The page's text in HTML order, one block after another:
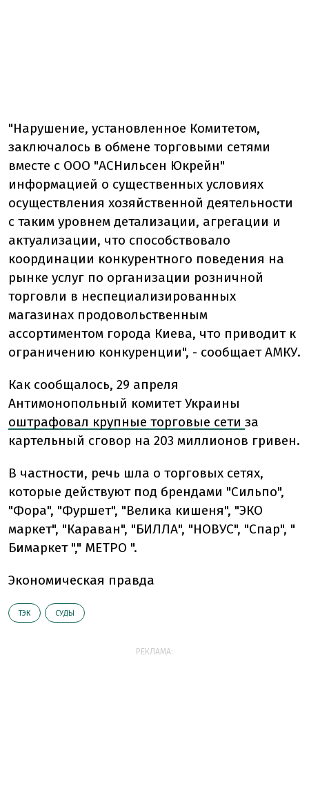
"Нарушение, установленное Комитетом,
заключалось в обмене торговыми сетями
вместе с ООО "АСНильсен Юкрейн"
информацией о существенных условиях
осуществления хозяйственной деятельности
с таким уровнем детализации, агрегации и
актуализации, что способствовало
координации конкурентного поведения на
рынке услуг по организации розничной
торговли в неспециализированных
магазинах продовольственным
ассортиментом города Киева, что приводит к
ограничению конкуренции", - сообщает АМКУ.
Как сообщалось, 29 апреля
Антимонопольный комитет Украины
оштрафовал крупные торговые сети за
картельный сговор на 203 миллионов гривен.
В частности, речь шла о торговых сетях,
которые действуют под брендами "Сильпо",
"Фора", "Фуршет", "Велика кишеня", "ЭКО
маркет", "Караван", "БИЛЛА", "НОВУС", "Спар", "
Бимаркет "," МЕТРО ".
Экономическая правда
ТЭК СУДЫ
РЕКЛАМА: